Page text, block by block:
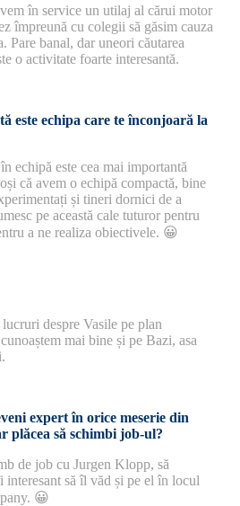
în service un utilaj al cărui motor
împreună cu colegii să găsim cauza
Pare banal, dar uneori căutarea
o activitate foarte interesantă.
este echipa care te înconjoară la
echipă este cea mai importantă
că avem o echipă compactă, bine
și tineri dornici de a
pe această cale tuturor pentru
a ne realiza obiectivele. 😀
despre Vasile pe plan
mai bine și pe Bazi, asa
expert în orice meserie din
plăcea să schimbi job-ul?
de job cu Jurgen Klopp, să
să îl văd și pe el în locul
😀